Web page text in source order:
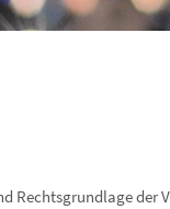
Rechtsgrundlage der